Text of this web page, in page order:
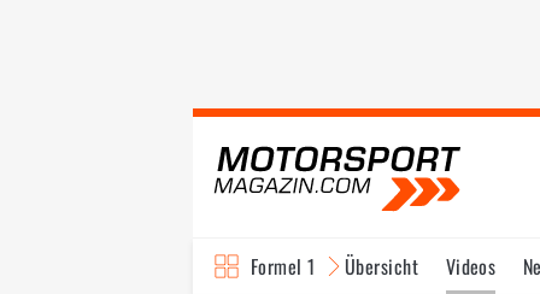
Formel 1 Übersicht Videos